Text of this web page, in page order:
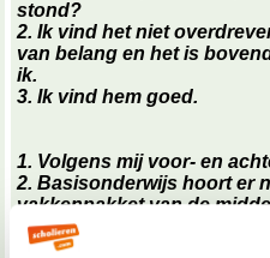
stond?
2. Ik vind het niet
van belang en het is
ik.
3. Ik vind hem goed.
1. Volgens mij voor- en
2. Basisonderwijs hoort er
vakkenpakket van de
vermelden, tenzij dit heel
sollicitatie oid.)